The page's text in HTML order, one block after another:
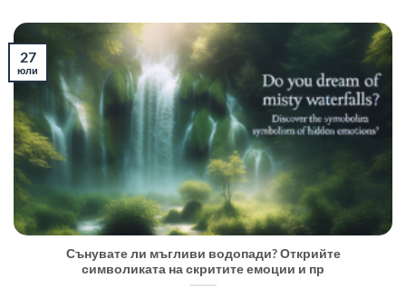
Сънувате ли мъгливи водопади? Открийте
символиката на скритите емоции и пр
27
юли